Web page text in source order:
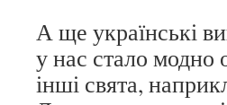
А ще українські
у нас стало модно
інші свята,